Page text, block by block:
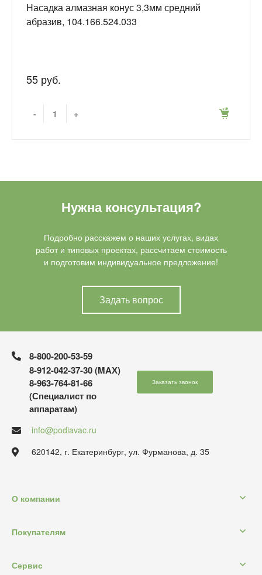
Насадка алмазная конус 3,3мм средний
абразив, 104.166.524.033
55 руб.
- +
Нужна консультация?
Подробно расскажем о наших услугах, видах
работ и типовых проектах, рассчитаем стоимость
и подготовим индивидуальное предложение!
Задать вопрос
8-800-200-53-59
8-912-042-37-30 (MAХ)
8-963-764-81-66
(Специалист по
аппаратам)
Заказать звонок
info@podiavac.ru
620142, г. Екатеринбург, ул. Фурманова, д. 35
О компании
Покупателям
Сервис